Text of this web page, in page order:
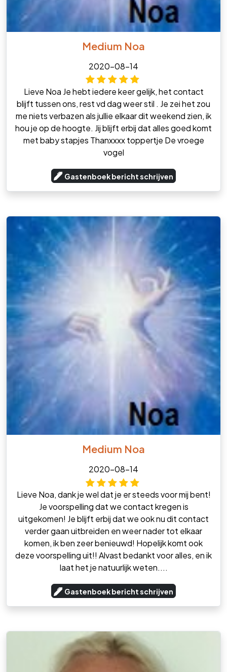
Medium Noa
2020-08-14
Lieve Noa Je hebt iedere keer gelijk, het contact
blijft tussen ons, rest vd dag weer stil . Je zei het zou
me niets verbazen als jullie elkaar dit weekend zien, ik
hou je op de hoogte. Jij blijft erbij dat alles goed komt
met baby stapjes Thanxxxx toppertje De vroege
vogel
Gastenboek bericht schrijven
Medium Noa
2020-08-14
Lieve Noa, dank je wel dat je er steeds voor mij bent!
Je voorspelling dat we contact kregen is
uitgekomen! Je blijft erbij dat we ook nu dit contact
verder gaan uitbreiden en weer nader tot elkaar
komen, ik ben zeer benieuwd! Hopelijk komt ook
deze voorspelling uit!! Alvast bedankt voor alles, en ik
laat het je natuurlijk weten....
Gastenboek bericht schrijven